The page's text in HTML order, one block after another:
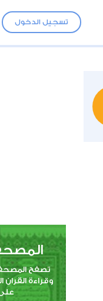
تسجيل الدخول
تصفح
وقراءة القران
على